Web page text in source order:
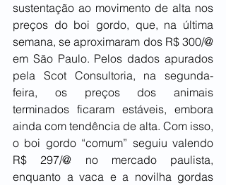
sustentação ao movimento de alta nos
preços do boi gordo, que, na última
semana, se aproximaram dos R$ 300/@
em São Paulo. Pelos dados apurados
pela Scot Consultoria, na segunda-
feira, os preços dos animais
terminados ficaram estáveis, embora
ainda com tendência de alta. Com isso,
o boi gordo “comum” seguiu valendo
R$ 297/@ no mercado paulista,
enquanto a vaca e a novilha gordas